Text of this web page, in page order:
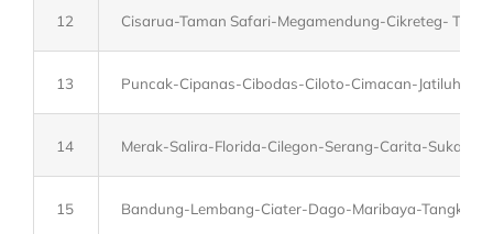
12 Cisarua-Taman Safari-Megamendung-Cikreteg-
13 Puncak-Cipanas-Cibodas-Ciloto-Cimacan-
14 Merak-Salira-Florida-Cilegon-Serang-Carita-
15 Bandung-Lembang-Ciater-Dago-Maribaya-